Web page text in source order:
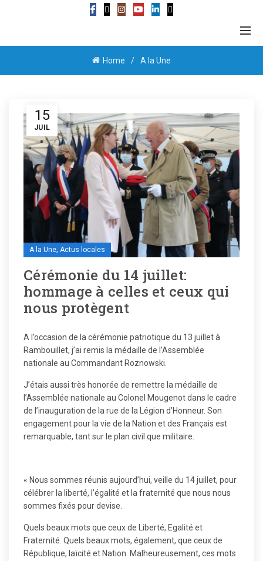
Home A la Une
15
JUIL
A la Une, Actus locales
Cérémonie du 14 juillet:
hommage à celles et ceux qui
nous protègent
A l’occasion de la cérémonie patriotique du 13 juillet à
Rambouillet, j’ai remis la médaille de l’Assemblée
nationale au Commandant Roznowski.
J’étais aussi très honorée de remettre la médaille de
l’Assemblée nationale au Colonel Mougenot dans le cadre
de l’inauguration de la rue de la Légion d’Honneur. Son
engagement pour la vie de la Nation et des Français est
remarquable, tant sur le plan civil que militaire.
« Nous sommes réunis aujourd’hui, veille du 14 juillet, pour
célébrer la liberté, l’égalité et la fraternité que nous nous
sommes fixés pour devise.
Quels beaux mots que ceux de Liberté, Egalité et
Fraternité. Quels beaux mots, également, que ceux de
République, laïcité et Nation. Malheureusement, ces mots